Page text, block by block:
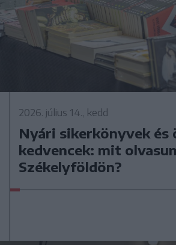
2026. július 14., kedd
Nyári sikerkönyvek és
kedvencek: mit
Székelyföldön?